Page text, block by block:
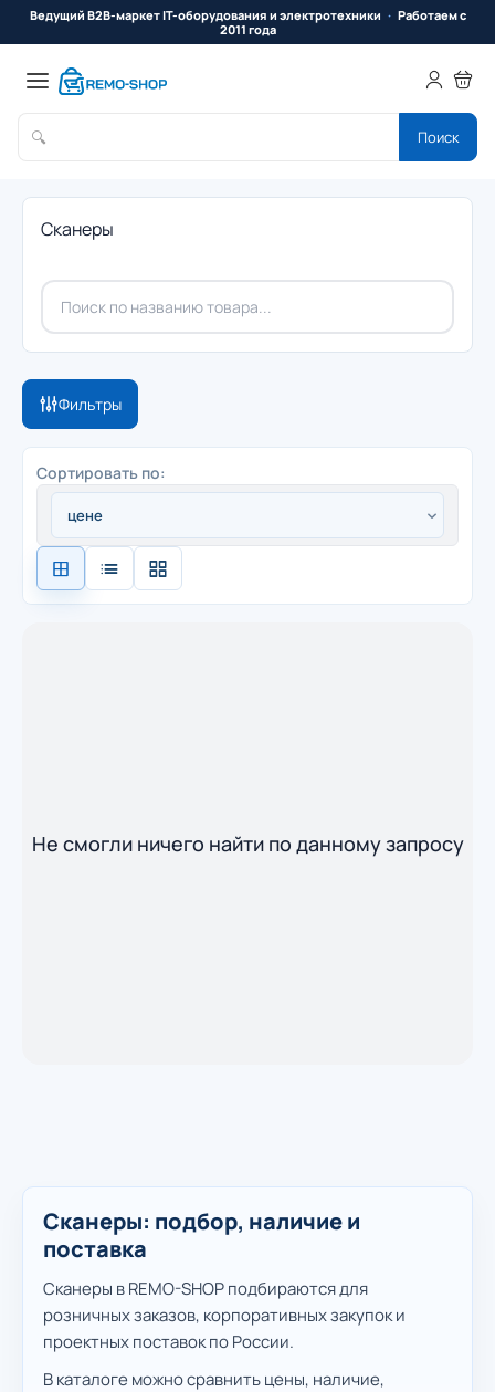
Ведущий B2B-маркет IT-оборудования и электротехники
Работаем с
2011 года
🔍 Поиск
Сканеры
Фильтры
Сортировать по:
Не смогли ничего найти по данному запросу
Сканеры: подбор, наличие и
поставка
Сканеры в REMO-SHOP подбираются для
розничных заказов, корпоративных закупок и
проектных поставок по России.
В каталоге можно сравнить цены, наличие,